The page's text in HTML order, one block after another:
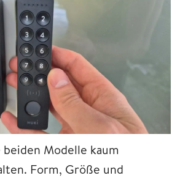
Modelle kaum
Form, Größe und